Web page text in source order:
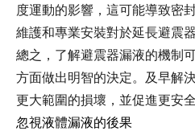
度運動的影響，這可能導致密
維護和專業安裝對於延長避震
總之，了解避震器漏液的機制
方面做出明智的決定。及早解
更大範圍的損壞，並促進更安
忽視液體漏液的後果